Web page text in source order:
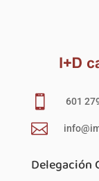
 601

Delegación